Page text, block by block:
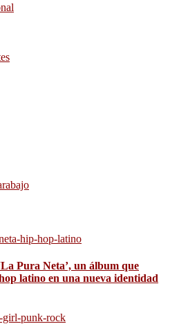
Pura Neta’, un álbum que
latino en una nueva identidad